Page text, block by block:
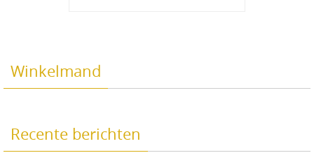
Winkelmand
Recente berichten